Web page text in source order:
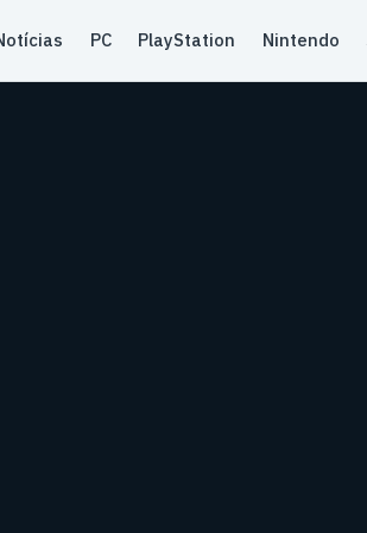
PC PlayStation Nintendo